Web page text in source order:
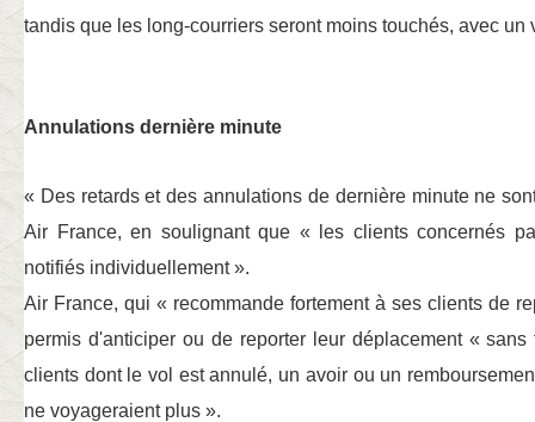
tandis que les long-courriers seront moins touchés, avec un
Annulations dernière minute
« Des retards et des annulations de dernière minute ne
Air France, en soulignant que « les clients concernés
notifiés individuellement ».
Air France, qui « recommande fortement à ses clients de
permis d'anticiper ou de reporter leur déplacement « sans
clients dont le vol est annulé, un avoir ou un
ne voyageraient plus ».